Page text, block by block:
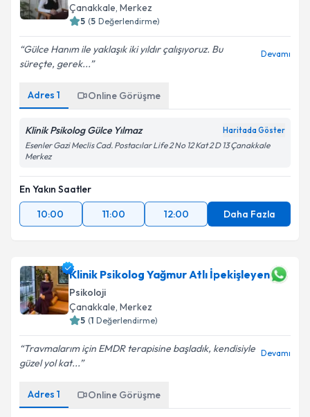
Çanakkale, Merkez
5 (5 Değerlendirme)
Gülce Hanım ile yaklaşık iki yıldır çalışıyoruz. Bu
süreçte, gerek...
Devamı
Adres 1 Online Görüşme
Klinik Psikolog Gülce Yılmaz Haritada Göster
Esenler Gazi Meclis Cad. Postacılar Life 2 No 12 Kat 2 D 13 Çanakkale
Merkez
En Yakın Saatler
10:00
11:00 12:00 Daha Fazla
Klinik Psikolog Yağmur Atlı İpekişleyen
Psikoloji
Çanakkale, Merkez
5 (1 Değerlendirme)
Travmalarım için EMDR terapisine başladık, kendisiyle
güzel yol kat...
Devamı
Adres 1 Online Görüşme